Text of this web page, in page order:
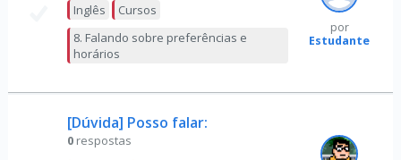
Inglês
Cursos
8. Falando sobre preferências e
horários
por
Estudante
[Dúvida] Posso falar:
0 respostas